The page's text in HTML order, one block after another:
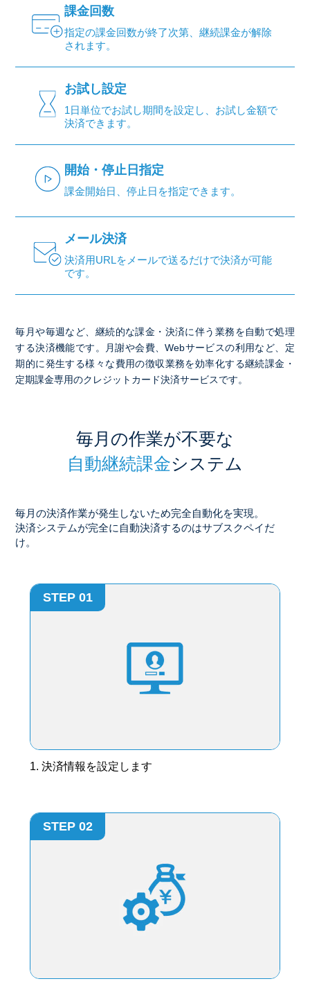
課金回数
指定の課金回数が終了次第、継続課金が解除
されます。
お試し設定
1日単位でお試し期間を設定し、お試し金額で
決済できます。
開始・停止日指定
課金開始日、停止日を指定できます。
メール決済
決済用URLをメールで送るだけで決済が可能
です。
毎月や毎週など、継続的な課金・決済に伴う業務を自動で処理
する決済機能です。月謝や会費、Webサービスの利用など、定
期的に発生する様々な費用の徴収業務を効率化する継続課金・
定期課金専用のクレジットカード決済サービスです。
毎月の作業が不要な
自動継続課金システム
毎月の決済作業が発生しないため完全自動化を実現。
決済システムが完全に自動決済するのはサブスクペイだ
け。
STEP 01
1. 決済情報を設定します
STEP 02